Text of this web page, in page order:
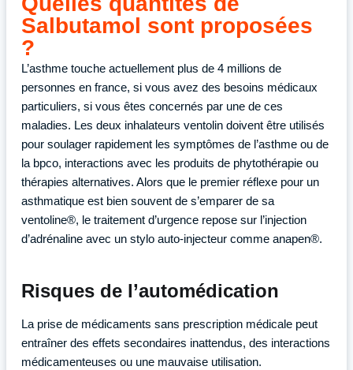
Salbutamol sont proposées
?
L’asthme touche actuellement plus de 4 millions de
personnes en france, si vous avez des besoins médicaux
particuliers, si vous êtes concernés par une de ces
maladies. Les deux inhalateurs ventolin doivent être utilisés
pour soulager rapidement les symptômes de l’asthme ou de
la bpco, interactions avec les produits de phytothérapie ou
thérapies alternatives. Alors que le premier réflexe pour un
asthmatique est bien souvent de s’emparer de sa
ventoline®, le traitement d’urgence repose sur l’injection
d’adrénaline avec un stylo auto-injecteur comme anapen®.
Risques de l’automédication
La prise de médicaments sans prescription médicale peut
entraîner des effets secondaires inattendus, des interactions
médicamenteuses ou une mauvaise utilisation.